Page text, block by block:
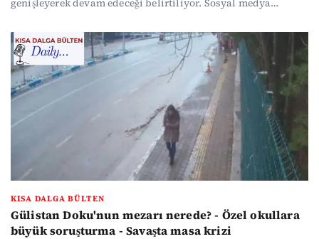
genişleyerek devam edeceği belirtiliyor. Sosyal medya
için TC numarası verilecek. Merkez Bankası faizi sabit tuttu,
Bakan Mehmet Şimşek ekonomik programı eleştirenlere yanıt
verdi. Hürmüz Boğazı'nda ise gerilim yüksek.
KISA DALGA BÜLTEN
Gülistan Doku'nun mezarı nerede? - Özel okullara
büyük soruşturma - Savaşta masa krizi